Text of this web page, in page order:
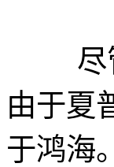
尽管
由于夏
于鸿海